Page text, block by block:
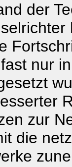
der
nur
zur
die